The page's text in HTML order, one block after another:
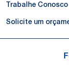
Trabalhe Conosco
Solicite um